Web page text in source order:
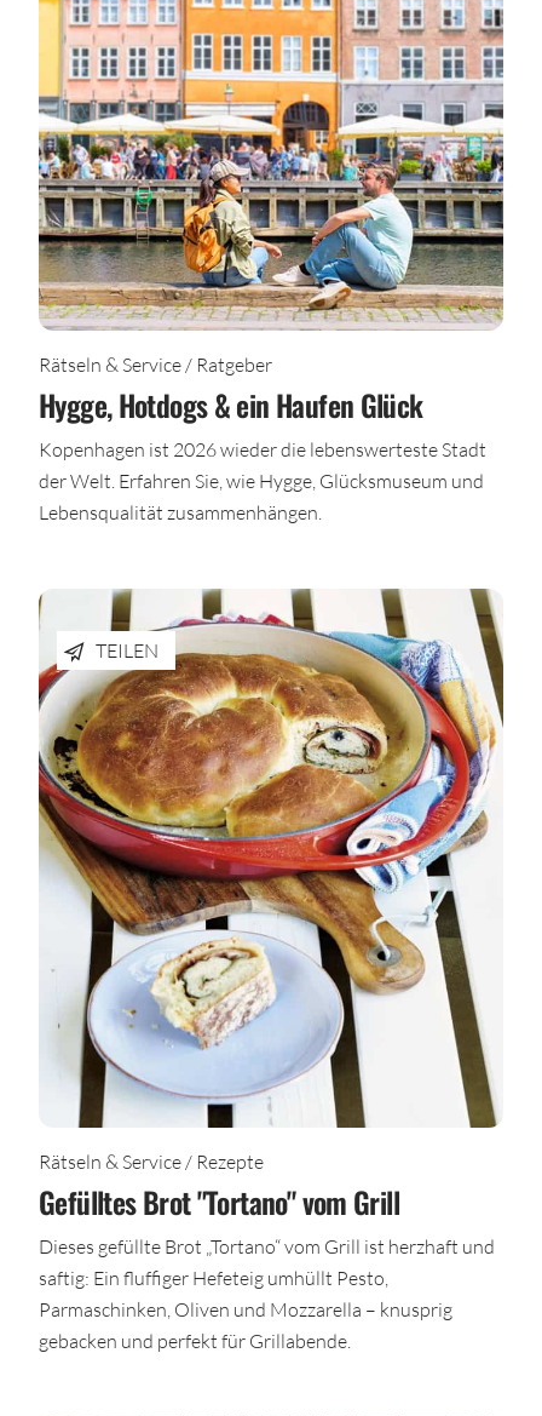
Rätseln & Service / Ratgeber
Hygge, Hotdogs & ein Haufen Glück
Kopenhagen ist 2026 wieder die lebenswerteste Stadt
der Welt. Erfahren Sie, wie Hygge, Glücksmuseum und
Lebensqualität zusammenhängen.
TEILEN
Rätseln & Service / Rezepte
Gefülltes Brot "Tortano" vom Grill
Dieses gefüllte Brot „Tortano“ vom Grill ist herzhaft und
saftig: Ein fluffiger Hefeteig umhüllt Pesto,
Parmaschinken, Oliven und Mozzarella – knusprig
gebacken und perfekt für Grillabende.